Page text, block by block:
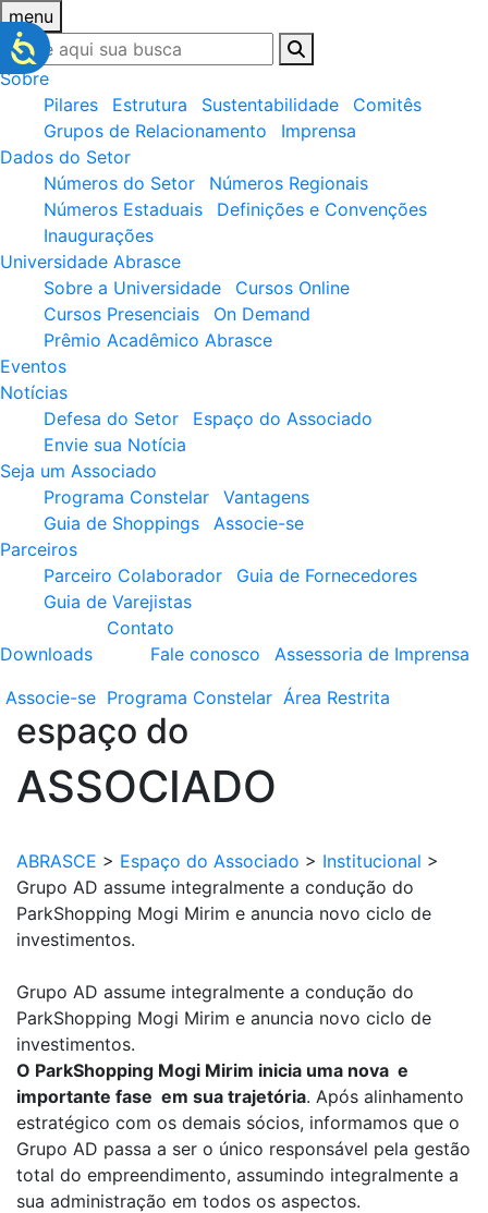
menu
Sobre
Pilares
Estrutura Sustentabilidade
Comitês
Grupos de Relacionamento
Imprensa
Dados do Setor
Números do Setor
Números Regionais
Números Estaduais
Definições e Convenções
Inaugurações
Universidade Abrasce
Sobre a Universidade
Cursos Online
Cursos Presenciais
On Demand
Prêmio Acadêmico Abrasce
Eventos
Notícias
Defesa do Setor
Espaço do Associado
Envie sua Notícia
Seja um Associado
Programa Constelar
Vantagens
Guia de Shoppings
Associe-se
Parceiros
Parceiro Colaborador
Guia de Fornecedores
Guia de Varejistas
Downloads
Contato
Fale conosco
Assessoria de Imprensa
Associe-se Programa Constelar Área Restrita
espaço do
ASSOCIADO
ABRASCE > Espaço do Associado > Institucional >
Grupo AD assume integralmente a condução do
ParkShopping Mogi Mirim e anuncia novo ciclo de
investimentos.
Grupo AD assume integralmente a condução do
ParkShopping Mogi Mirim e anuncia novo ciclo de
investimentos.
O ParkShopping Mogi Mirim inicia uma nova e
importante fase em sua trajetória. Após alinhamento
estratégico com os demais sócios, informamos que o
Grupo AD passa a ser o único responsável pela gestão
total do empreendimento, assumindo integralmente a
sua administração em todos os aspectos.